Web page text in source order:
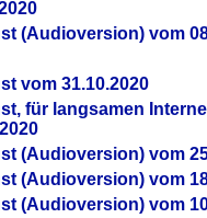
(Audioversion) vom
vom 31.10.2020
für langsamen
(Audioversion) vom
(Audioversion) vom
(Audioversion) vom